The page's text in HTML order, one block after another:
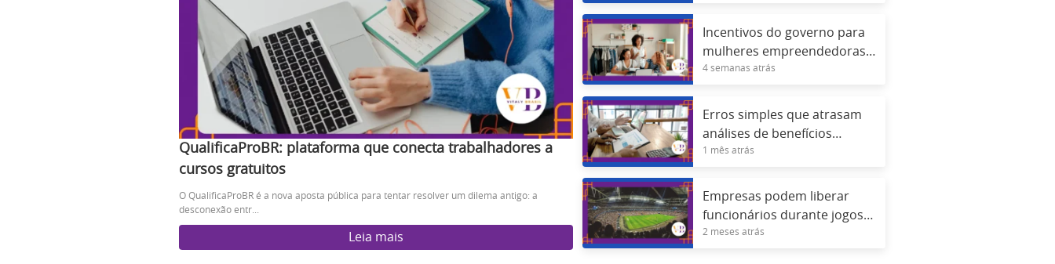
QualificaProBR: plataforma que conecta trabalhadores a
cursos gratuitos
O QualificaProBR é a nova aposta pública para tentar resolver um dilema antigo: a
desconexão entr...
Leia mais
Incentivos do governo para
mulheres empreendedoras
em 2026
4 semanas atrás
Erros simples que atrasam
análises de benefícios
governamentais
1 mês atrás
Empresas podem liberar
funcionários durante jogos
da Copa 2026?
2 meses atrás